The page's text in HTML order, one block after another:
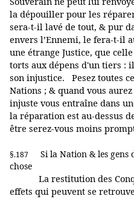
la dépouiller pour les
sera-t-il lavé de tout, & pur
envers l’Ennemi, le fera-t-il
une étrange Justice, que
torts aux dépens d'un tiers :
son injustice. Pesez toutes
Nations ; & quand vous
injuste vous entraîne dans
la réparation est au-dessus
être serez-vous moins
§.187
Si la Nation & les
chose
La restitution des
effets qui peuvent se